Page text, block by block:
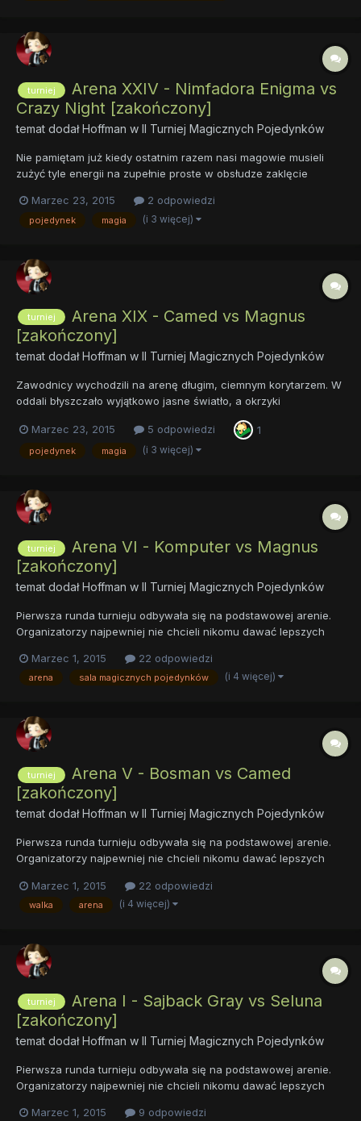
turniej
Arena XXIV - Nimfadora Enigma vs
Crazy Night [zakończony]
temat dodałHoffman w II Turniej Magicznych Pojedynków
Nie pamiętam już kiedy ostatnim razem nasi magowie musieli
zużyć tyle energii na zupełnie proste w obsłudze zaklęcie
zgromadzonych ze wszystkich stron świata puszystych obłoków
uformowano pokaźny, podniebny pałac, zwieńczony utworzoną
Marzec 23, 2015 2 odpowiedzi
pojedynek magia (i 3 więcej)
turniej
Arena XIX - Camed vs Magnus
[zakończony]
temat dodałHoffman w II Turniej Magicznych Pojedynków
Zawodnicy wychodzili na arenę długim, ciemnym korytarzem. W
oddali błyszczało wyjątkowo jasne światło, a okrzyki
mroku wrota wejściowe, prowadziło na miejsce pojedynku.
Arena była pokryta ogromnymi ścianami z przezroczystego
Marzec 23, 2015 5 odpowiedzi 1
pojedynek magia (i 3 więcej)
turniej
Arena VI - Komputer vs Magnus
[zakończony]
temat dodałHoffman w II Turniej Magicznych Pojedynków
Pierwsza runda turnieju odbywała się na podstawowej arenie.
Organizatorzy najpewniej nie chcieli nikomu dawać lepszych
mur otaczał długi na kilkadziesiąt metrów plac pokryty ubitą od
licznych walk ziemią. Arena nie miała dachu, więc prócz...
Marzec 1, 2015 22 odpowiedzi
arena sala magicznych pojedynków (i 4 więcej)
turniej
Arena V - Bosman vs Camed
[zakończony]
temat dodałHoffman w II Turniej Magicznych Pojedynków
Pierwsza runda turnieju odbywała się na podstawowej arenie.
Organizatorzy najpewniej nie chcieli nikomu dawać lepszych
mur otaczał długi na kilkadziesiąt metrów plac pokryty ubitą od
licznych walk ziemią. Arena nie miała dachu, więc prócz...
Marzec 1, 2015 22 odpowiedzi
walka arena (i 4 więcej)
turniej
Arena I - Sajback Gray vs Seluna
[zakończony]
temat dodałHoffman w II Turniej Magicznych Pojedynków
Pierwsza runda turnieju odbywała się na podstawowej arenie.
Organizatorzy najpewniej nie chcieli nikomu dawać lepszych
mur otaczał długi na kilkadziesiąt metrów plac pokryty ubitą od
Marzec 1, 2015 9 odpowiedzi